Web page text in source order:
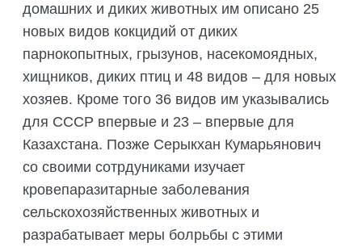
домашних и диких животных им описано 25
новых видов кокцидий от диких
парнокопытных, грызунов, насекомоядных,
хищников, диких птиц и 48 видов – для новых
хозяев. Кроме того 36 видов им указывались
для СССР впервые и 23 – впервые для
Казахстана. Позже Серыкхан Кумарьянович
со своими сотрдуниками изучает
кровепаразитарные заболевания
сельскохозяйственных животных и
разрабатывает меры болрьбы с этими